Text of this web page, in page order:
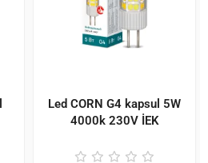
Led CORN G4 kapsul 5W
4000k 230V İEK